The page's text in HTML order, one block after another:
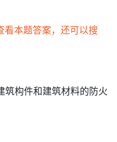
看本题答案，还可以搜
构件和建筑材料的防火